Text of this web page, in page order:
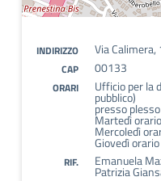
INDIRIZZO Via
CAP 00133
ORARI Ufficio per la
pubblico)
presso
Martedì
Mercoledì
Giovedì
RIF. Emanuela
Patrizia